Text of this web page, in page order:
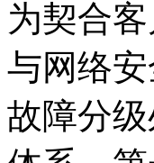
为契合客
与网络安
故障分级